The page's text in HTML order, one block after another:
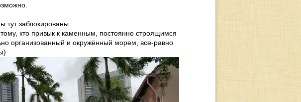
тут заблокированы.
кто привык к каменным, постоянно строящимся
организованный и окружённый морем, все-равно